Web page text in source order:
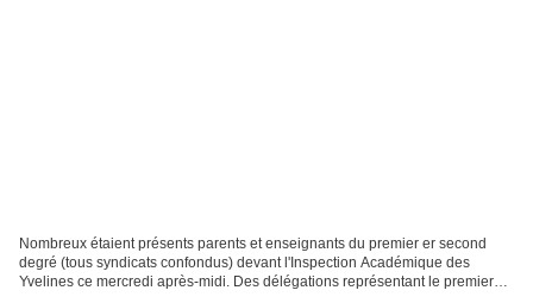
Nombreux étaient présents parents et enseignants du premier er second
degré (tous syndicats confondus) devant l'Inspection Académique des
Yvelines ce mercredi après-midi. Des délégations représentant le premier